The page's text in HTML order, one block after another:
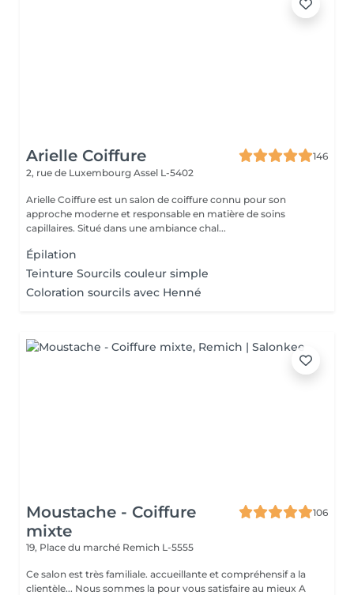
Arielle Coiffure
146
2, rue de Luxembourg Assel L-5402
Arielle Coiffure est un salon de coiffure connu pour son
approche moderne et responsable en matière de soins
capillaires. Situé dans une ambiance chal...
Épilation
Teinture Sourcils couleur simple
Coloration sourcils avec Henné
Moustache - Coiffure
mixte
106
19, Place du marché Remich L-5555
Ce salon est très familiale. accueillante et compréhensif a la
clientèle... Nous sommes la pour vous satisfaire au mieux A